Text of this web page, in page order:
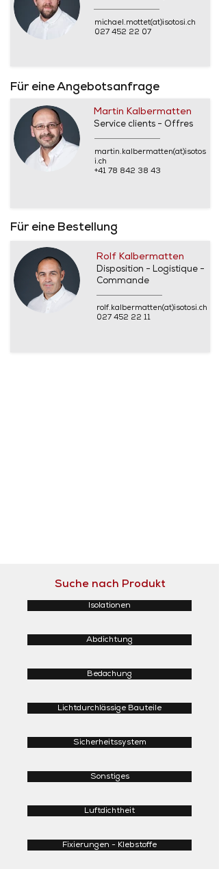
michael.mottet(at)isotosi.ch
027 452 22 07
Für eine Angebotsanfrage
Martin Kalbermatten
Service clients - Offres
martin.kalbermatten(at)isotos
i.ch
+41 78 842 38 43
Für eine Bestellung
Rolf Kalbermatten
Disposition - Logistique -
Commande
rolf.kalbermatten(at)isotosi.ch
027 452 22 11
Suche nach Produkt
Isolationen
Abdichtung
Bedachung
Lichtdurchlässige Bauteile
Sicherheitssystem
Sonstiges
Luftdichtheit
Fixierungen - Klebstoffe